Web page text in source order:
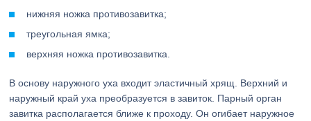
нижняя ножка противозавитка;
треугольная ямка;
верхняя ножка противозавитка.
В основу наружного уха входит эластичный хрящ. Верхний и
наружный край уха преобразуется в завиток. Парный орган
завитка располагается ближе к проходу. Он огибает наружное